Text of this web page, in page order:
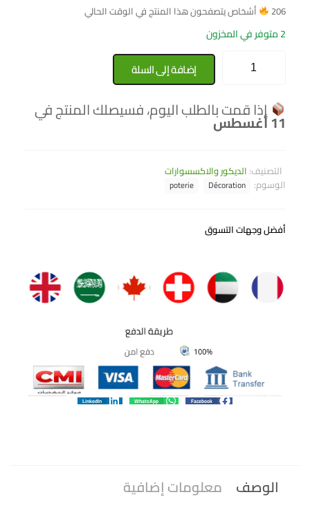
206 أشخاص يتصفحون هذا المنتج في الوقت الحالي
2 متوفر في المخزون
إضافة إلى السلة
إذا قمت بالطلب اليوم، فسيصلك المنتج في
11 أغسطس
التصنيف: الديكور والاكسسوارات
الوسوم: Décoration
poterie
أفضل وجهات التسوق
Facebook
WhatsApp
LinkedIn
الوصف معلومات إضافية